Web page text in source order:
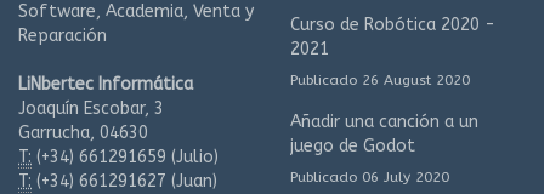
Software, Academia, Venta y
Reparación
LiNbertec Informática
Joaquín Escobar, 3
Garrucha, 04630
T: (+34) 661291659 (Julio)
T: (+34) 661291627 (Juan)
Curso de Robótica 2020 -
2021
Publicado 26 August 2020
Añadir una canción a un
juego de Godot
Publicado 06 July 2020